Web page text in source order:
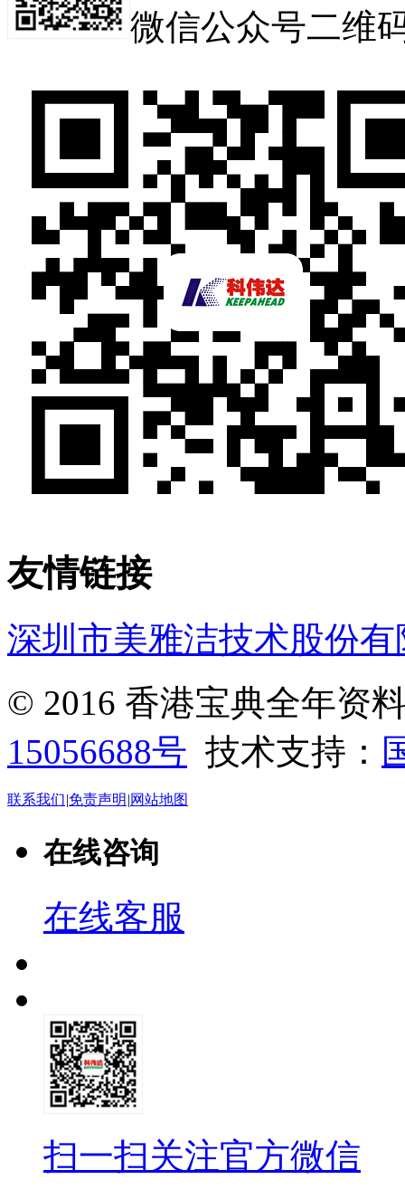
微信公众号二维
友情链接
深圳市美雅洁技术股份有
© 2016 香港宝典全年资
15056688号 技术支持：
联系我们|免责声明 |网站地图
在线咨询
在线客服
扫一扫关注官方微信